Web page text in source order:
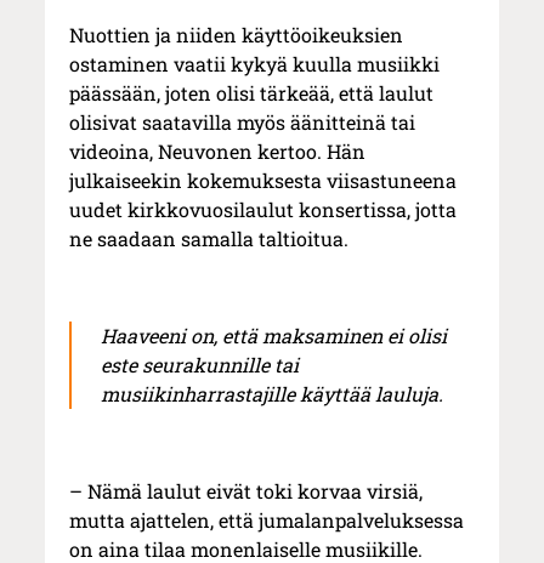
Nuottien ja niiden käyttöoikeuksien
ostaminen vaatii kykyä kuulla musiikki
päässään, joten olisi tärkeää, että laulut
olisivat saatavilla myös äänitteinä tai
videoina, Neuvonen kertoo. Hän
julkaiseekin kokemuksesta viisastuneena
uudet kirkkovuosilaulut konsertissa, jotta
ne saadaan samalla taltioitua.
Haaveeni on, että maksaminen ei olisi
este seurakunnille tai
musiikinharrastajille käyttää lauluja.
– Nämä laulut eivät toki korvaa virsiä,
mutta ajattelen, että jumalanpalveluksessa
on aina tilaa monenlaiselle musiikille.